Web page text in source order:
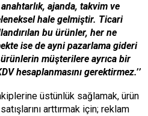
ajanda, takvim ve
hale gelmiştir. Ticari
bu ürünler, her ne
ise de ayni pazarlama gideri
müşterilere ayrıca bir
hesaplanmasını gerektirmez.’’
üstünlük sağlamak, ürün
arttırmak için; reklam